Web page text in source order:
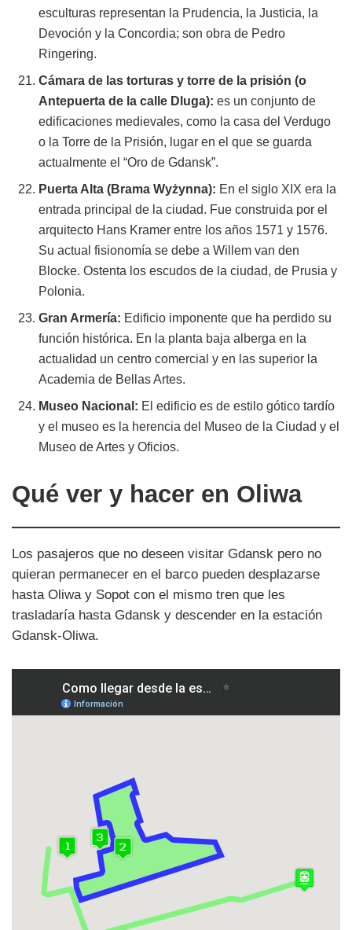
esculturas representan la Prudencia, la Justicia, la
Devoción y la Concordia; son obra de Pedro
Ringering.
Cámara de las torturas y torre de la prisión (o
Antepuerta de la calle Dluga): es un conjunto de
edificaciones medievales, como la casa del Verdugo
o la Torre de la Prisión, lugar en el que se guarda
actualmente el “Oro de Gdansk”.
Puerta Alta (Brama Wyżynna): En el siglo XIX era la
entrada principal de la ciudad. Fue construida por el
arquitecto Hans Kramer entre los años 1571 y 1576.
Su actual fisionomía se debe a Willem van den
Blocke. Ostenta los escudos de la ciudad, de Prusia y
Polonia.
Gran Armería: Edificio imponente que ha perdido su
función histórica. En la planta baja alberga en la
actualidad un centro comercial y en las superior la
Academia de Bellas Artes.
Museo Nacional: El edificio es de estilo gótico tardío
y el museo es la herencia del Museo de la Ciudad y el
Museo de Artes y Oficios.
Qué ver y hacer en Oliwa
Los pasajeros que no deseen visitar Gdansk pero no
quieran permanecer en el barco pueden desplazarse
hasta Oliwa y Sopot con el mismo tren que les
trasladaría hasta Gdansk y descender en la estación
Gdansk-Oliwa.